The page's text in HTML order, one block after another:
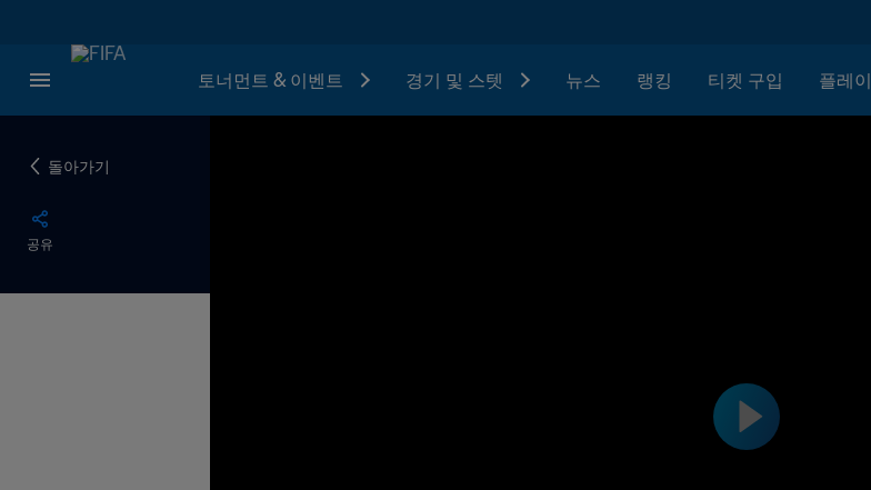
토너먼트 & 이벤트 경기 및 스텟 뉴스 랭킹 티켓 구입 플레이
돌아가기
공유